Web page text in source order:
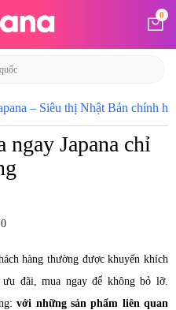
0
– Siêu thị Nhật Bản chính
ngay Japana chỉ
0
hàng thường được khuyến khích
đãi, mua ngay để không bỏ lỡ.
với những sản phẩm liên quan